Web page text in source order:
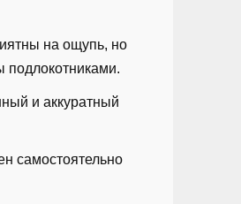
на ощупь, но
подлокотниками.
и аккуратный
самостоятельно